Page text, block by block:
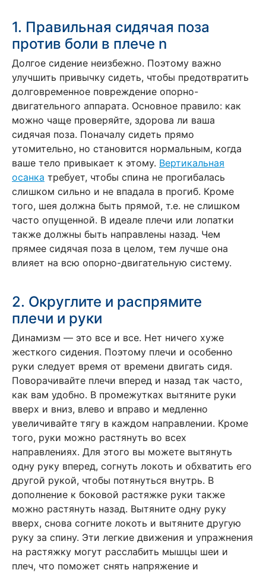
1. Правильная сидячая поза
против боли в плече n
Долгое сидение неизбежно. Поэтому важно
улучшить привычку сидеть, чтобы предотвратить
долговременное повреждение опорно-
двигательного аппарата. Основное правило: как
можно чаще проверяйте, здорова ли ваша
сидячая поза. Поначалу сидеть прямо
утомительно, но становится нормальным, когда
ваше тело привыкает к этому. Вертикальная
осанка требует, чтобы спина не прогибалась
слишком сильно и не впадала в прогиб. Кроме
того, шея должна быть прямой, т.е. не слишком
часто опущенной. В идеале плечи или лопатки
также должны быть направлены назад. Чем
прямее сидячая поза в целом, тем лучше она
влияет на всю опорно-двигательную систему.
2. Округлите и распрямите
плечи и руки
Динамизм — это все и все. Нет ничего хуже
жесткого сидения. Поэтому плечи и особенно
руки следует время от времени двигать сидя.
Поворачивайте плечи вперед и назад так часто,
как вам удобно. В промежутках вытяните руки
вверх и вниз, влево и вправо и медленно
увеличивайте тягу в каждом направлении. Кроме
того, руки можно растянуть во всех
направлениях. Для этого вы можете вытянуть
одну руку вперед, согнуть локоть и обхватить его
другой рукой, чтобы потянуться внутрь. В
дополнение к боковой растяжке руки также
можно растянуть назад. Вытяните одну руку
вверх, снова согните локоть и вытяните другую
руку за спину. Эти легкие движения и упражнения
на растяжку могут расслабить мышцы шеи и
плеч, что поможет снять напряжение и